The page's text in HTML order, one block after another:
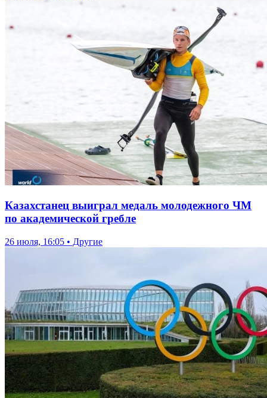
Казахстанец выиграл медаль молодежного ЧМ
по академической гребле
26 июля, 16:05 • Другие